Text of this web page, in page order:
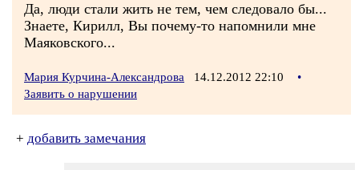
Да, люди стали жить не тем, чем следовало бы...
Знаете, Кирилл, Вы почему-то напомнили мне
Маяковского...
Мария Курчина-Александрова 14.12.2012 22:10
•
Заявить о нарушении
+ добавить замечания